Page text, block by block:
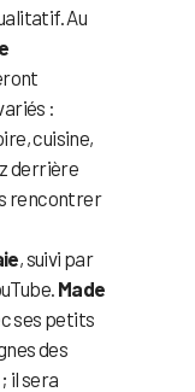
Au
:
cuisine,
derrière
rencontrer
, suivi par
Made
ses petits
des
il sera